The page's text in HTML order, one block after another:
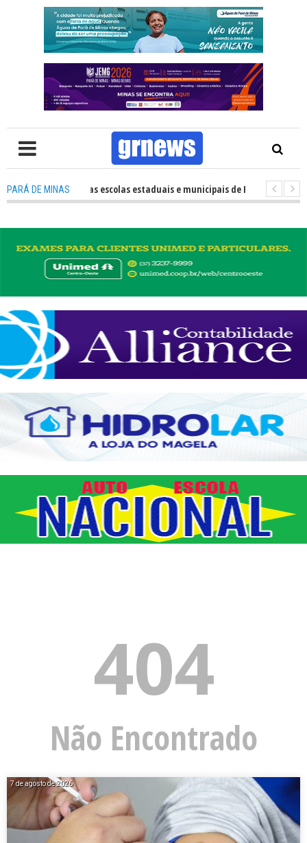
PARÁ DE MINAS
desempenho das escolas estaduais e municipais de Pará de Minas no
404
Não Encontrado
7 de agosto de 2026